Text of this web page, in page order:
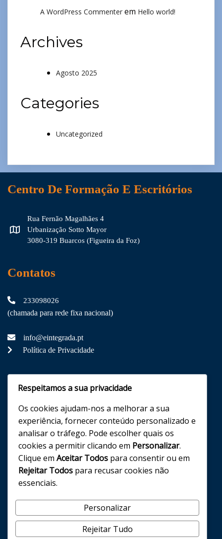
A WordPress Commenter em Hello world!
Archives
Agosto 2025
Categories
Uncategorized
Centro De Formação E Escritórios
Rua Fernão Magalhães 4
Urbanização Sotto Mayor
3080-319 Buarcos (Figueira da Foz)
Contatos
233098026
(chamada para rede fixa nacional)
info@eintegrada.pt
Política de Privacidade
Redes Sociais
Entidade Certificada
Respeitamos a sua privacidade
Os cookies ajudam-nos a melhorar a sua
experiência, fornecer conteúdo personalizado e
analisar o tráfego. Pode escolher quais os
cookies a permitir clicando em Personalizar.
Clique em Aceitar Todos para consentir ou em
Rejeitar Todos para recusar cookies não
essenciais.
Personalizar
Rejeitar Tudo